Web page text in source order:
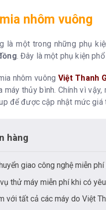
nhôm vuông
là một trong những phụ
. Đây là một phụ kiện
nhôm vuông Việt Thanh
máy thủy bình. Chính vì
để được cập nhật mức giá
hàng
giao công nghệ miễn
thử máy miễn phí khi có
với tất cả các máy do Việt